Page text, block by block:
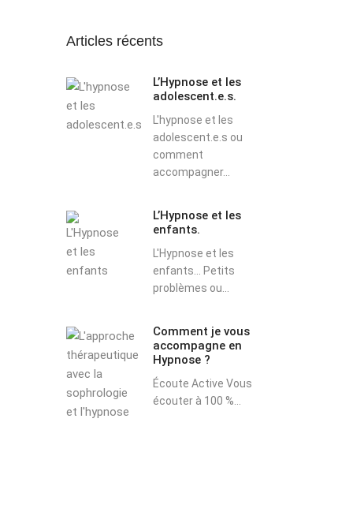
Articles récents
L’Hypnose et les
adolescent.e.s.
L'hypnose et les
adolescent.e.s ou
comment
accompagner...
L’Hypnose et les
enfants.
L'Hypnose et les
enfants... Petits
problèmes ou...
Comment je vous
accompagne en
Hypnose ?
Écoute Active Vous
écouter à 100 %...